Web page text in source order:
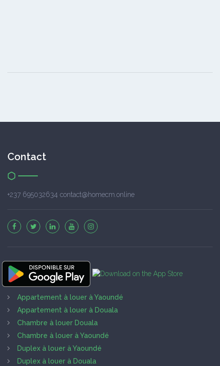
Contact
+237 695032634 contact@homecm.online
Appartement à louer à Yaoundé
Appartement à louer à Douala
Chambre à louer Douala
Chambre à louer à Yaoundé
Duplex à louer à Yaoundé
Duplex à louer à Douala